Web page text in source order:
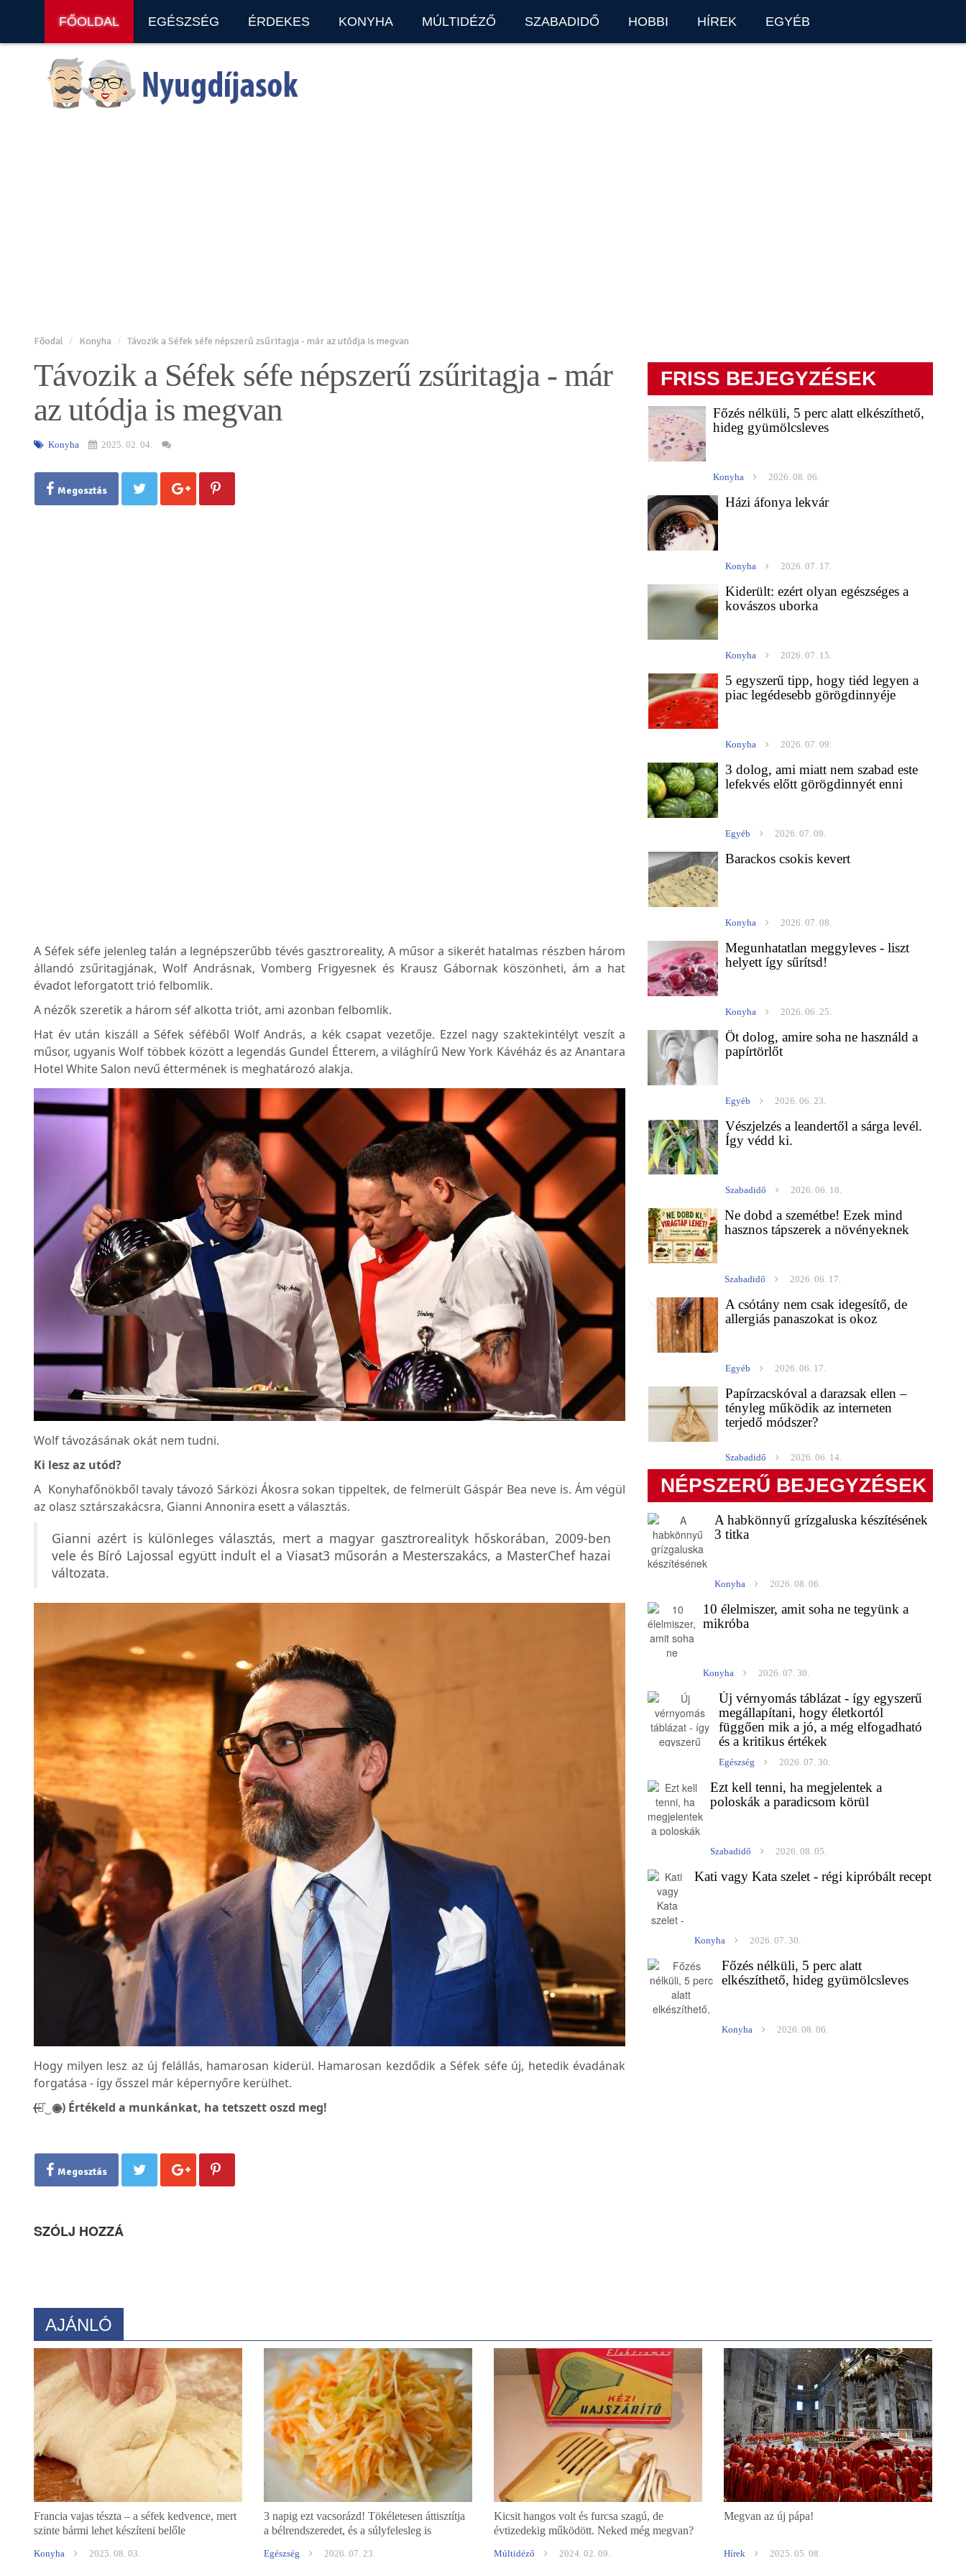
FŐOLDAL EGÉSZSÉG ÉRDEKES KONYHA MÚLTIDÉZŐ SZABADIDŐ HOBBI HÍREK EGYÉB
Főodal Konyha Távozik a Séfek séfe népszerű zsűritagja - már az utódja is megvan
Távozik a Séfek séfe népszerű zsűritagja - már
az utódja is megvan
Konyha 2025. 02. 04.
Megosztás
A Séfek séfe jelenleg talán a legnépszerűbb tévés gasztroreality, A műsor a sikerét hatalmas részben három
állandó zsűritagjának, Wolf Andrásnak, Vomberg Frigyesnek és Krausz Gábornak köszönheti, ám a hat
évadot leforgatott trió felbomlik.
A nézők szeretik a három séf alkotta triót, ami azonban felbomlik.
Hat év után kiszáll a Séfek séféből Wolf András, a kék csapat vezetője. Ezzel nagy szaktekintélyt veszít a
műsor, ugyanis Wolf többek között a legendás Gundel Étterem, a világhírű New York Kávéház és az Anantara
Hotel White Salon nevű éttermének is meghatározó alakja.
Wolf távozásának okát nem tudni.
Ki lesz az utód?
A Konyhafőnökből tavaly távozó Sárközi Ákosra sokan tippeltek, de felmerült Gáspár Bea neve is. Ám végül
az olasz sztárszakácsra, Gianni Annonira esett a választás.
Gianni azért is különleges választás, mert a magyar gasztrorealityk hőskorában, 2009-ben
vele és Bíró Lajossal együtt indult el a Viasat3 műsorán a Mesterszakács, a MasterChef hazai
változata.
Hogy milyen lesz az új felállás, hamarosan kiderül. Hamarosan kezdődik a Séfek séfe új, hetedik évadának
forgatása - így ősszel már képernyőre kerülhet.
(̶◉͛‿◉̶) Értékeld a munkánkat, ha tetszett oszd meg!
Megosztás
SZÓLJ HOZZÁ
FRISS BEJEGYZÉSEK
Főzés nélküli, 5 perc alatt elkészíthető,
hideg gyümölcsleves
Konyha 2026. 08. 06.
Házi áfonya lekvár
Konyha 2026. 07. 17.
Kiderült: ezért olyan egészséges a
kovászos uborka
Konyha 2026. 07. 15.
5 egyszerű tipp, hogy tiéd legyen a
piac legédesebb görögdinnyéje
Konyha 2026. 07. 09.
3 dolog, ami miatt nem szabad este
lefekvés előtt görögdinnyét enni
Egyéb 2026. 07. 09.
Barackos csokis kevert
Konyha 2026. 07. 08.
Megunhatatlan meggyleves - liszt
helyett így sűrítsd!
Konyha 2026. 06. 25.
Öt dolog, amire soha ne használd a
papírtörlőt
Egyéb 2026. 06. 23.
Vészjelzés a leandertől a sárga levél.
Így védd ki.
Szabadidő 2026. 06. 18.
Ne dobd a szemétbe! Ezek mind
hasznos tápszerek a növényeknek
Szabadidő 2026. 06. 17.
A csótány nem csak idegesítő, de
allergiás panaszokat is okoz
Egyéb 2026. 06. 17.
Papírzacskóval a darazsak ellen –
tényleg működik az interneten
terjedő módszer?
Szabadidő 2026. 06. 14.
NÉPSZERŰ BEJEGYZÉSEK
A habkönnyű grízgaluska készítésének
3 titka
Konyha 2026. 08. 06.
10 élelmiszer, amit soha ne tegyünk a
mikróba
Konyha 2026. 07. 30.
Új vérnyomás táblázat - így egyszerű
megállapítani, hogy életkortól
függően mik a jó, a még elfogadható
és a kritikus értékek
Egészség 2026. 07. 30.
Ezt kell tenni, ha megjelentek a
poloskák a paradicsom körül
Szabadidő 2026. 08. 05.
Kati vagy Kata szelet - régi kipróbált recept
Konyha 2026. 07. 30.
Főzés nélküli, 5 perc alatt
elkészíthető, hideg gyümölcsleves
Konyha 2026. 08. 06.
AJÁNLÓ
Francia vajas tészta – a séfek kedvence, mert
szinte bármi lehet készíteni belőle
Konyha 2025. 08. 03.
3 napig ezt vacsorázd! Tökéletesen áttisztítja
a bélrendszeredet, és a súlyfelesleg is
Egészség 2026. 07. 23.
Kicsit hangos volt és furcsa szagú, de
évtizedekig működött. Neked még megvan?
Múltidéző 2024. 02. 09.
Megvan az új pápa!
Hírek 2025. 05. 08.